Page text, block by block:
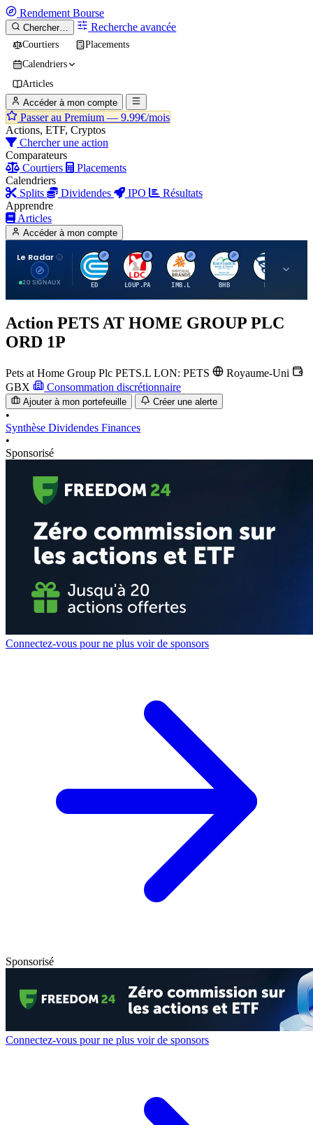
Rendement Bourse
Chercher… Recherche avancée
Courtiers
Placements
Calendriers
Articles
Accéder à mon compte
Passer au Premium — 9.99€/mois
Actions, ETF, Cryptos
Chercher une action
Comparateurs
Courtiers
Placements
Calendriers
Splits
Dividendes IPO
Résultats
Apprendre
Articles
Accéder à mon compte
Le Radar
20 SIGNAUX
C
ED
L
LOUP.PA
I
IMB.L
B
BHB
B
Action PETS AT HOME GROUP PLC
ORD 1P
Pets at Home Group Plc PETS.L LON: PETS
Royaume-Uni
GBX
Consommation discrétionnaire
Ajouter à mon portefeuille Créer une alerte
•
Synthèse Dividendes Finances
•
Sponsorisé
Connectez-vous pour ne plus voir de sponsors
Sponsorisé
Connectez-vous pour ne plus voir de sponsors